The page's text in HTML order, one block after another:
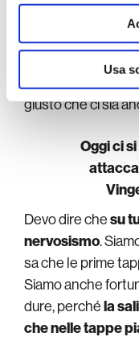
raccolto dal suo
Usa
costante. A questi
raggiungono dei
alti, quindi se ti
senti e lo paghi.
giusto che ci sia
Oggi ci
Devo dire chesu
nervosismo.
sa che le prime
Siamo anche
dure, perchéla
che nelle tappe